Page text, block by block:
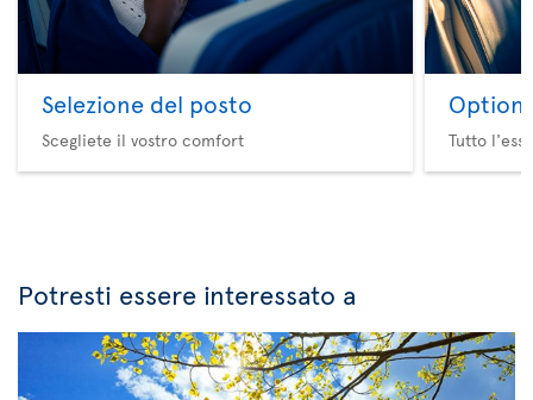
Selezione del posto
Scegliete il vostro comfort
Option
Tutto
Potresti essere interessato a